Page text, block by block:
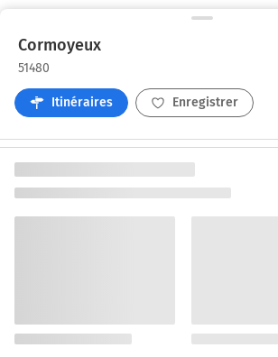
Cormoyeux
51480
Itinéraires Enregistrer